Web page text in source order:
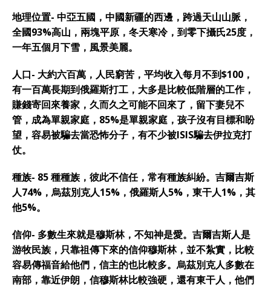
地理位置- 中亞五國，中國新疆的西邊，跨過天山山脈，
全國93%高山，兩塊平原，冬天寒冷，到零下攝氏25度，
一年五個月下雪，風景美麗。
人口- 大約六百萬，人民窮苦，平均收入每月不到$100，
有一百萬長期到俄羅斯打工，大多是比較低階層的工作，
賺錢寄回來養家，久而久之可能不回來了，留下妻兒不
管，成為單親家庭，85%是單親家庭，孩子沒有目標和盼
望，容易被騙去當恐怖分子，有不少被ISIS騙去伊拉克打
仗。
種族- 85 種種族，彼此不信任，常有種族糾紛。吉爾吉斯
人74%，烏茲別克人15%，俄羅斯人5%，東干人1%，其
他5%。
信仰- 多數生來就是穆斯林，不知神是愛。吉爾吉斯人是
游牧民族，只靠祖傳下來的信仰穆斯林，並不紮實，比較
容易傳福音給他們，信主的也比較多。烏茲別克人多數在
南部，靠近伊朗，信穆斯林比較強硬，還有東干人，他們